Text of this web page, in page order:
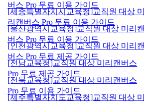
버스 Pro 무료 이용 가이드
[세종특별자치시교육청]교직원 대상 미
리캔버스 Pro 무료 이용 가이드
[울산광역시교육청]교직원 대상 미리캔
버스 Pro 무료 이용 가이드
[인천광역시교육청]교직원 대상 미리캔
버스 Pro 무료 제공 가이드
[전남교육청]교직원 대상 미리캔버스
Pro 무료 제공 가이드
[전북교육청]교직원 대상 미리캔버스
Pro 무료 이용 가이드
[제주특별자치도교육청]교직원 대상 미